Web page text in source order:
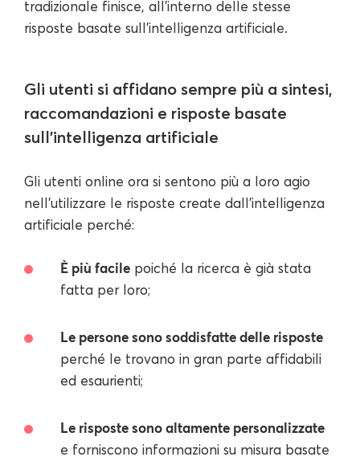
tradizionale finisce, all'interno delle stesse
risposte basate sull'intelligenza artificiale.
Gli utenti si affidano sempre più a sintesi,
raccomandazioni e risposte basate
sull'intelligenza artificiale
Gli utenti online ora si sentono più a loro agio
nell'utilizzare le risposte create dall'intelligenza
artificiale perché:
È più facile poiché la ricerca è già stata
fatta per loro;
Le persone sono soddisfatte delle risposte
perché le trovano in gran parte affidabili
ed esaurienti;
Le risposte sono altamente personalizzate
e forniscono informazioni su misura basate